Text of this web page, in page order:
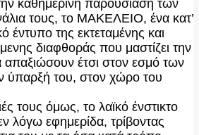
καθημερινή παρουσίαση των
τους, το ΜΑΚΕΛΕΙΟ, ένα κατ’
έντυπο της εκτεταμένης και
διαφθοράς που μαστίζει την
απαξιώσουν έτσι στον εσμό των
ύπαρξή του, στον χώρο του
τους όμως, το λαϊκό ένστικτο
λόγω εφημερίδα, τρίβοντας